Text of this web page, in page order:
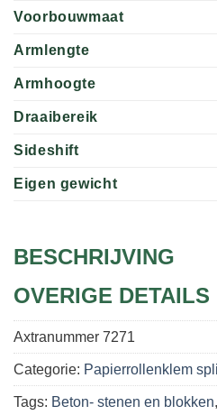
Voorbouwmaat
Armlengte
Armhoogte
Draaibereik
Sideshift
Eigen gewicht
BESCHRIJVING
OVERIGE DETAILS
Axtranummer 7271
Categorie: Papierrollenklem
Tags: Beton- stenen en blokken,